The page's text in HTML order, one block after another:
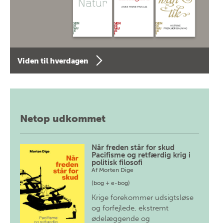
Viden til hverdagen
Netop udkommet
Når freden står for skud
Pacifisme og retfærdig krig i
politisk filosofi
Af Morten Dige
(bog + e-bog)
Krige forekommer udsigtsløse
og forfejlede, ekstremt
ødelæggende og